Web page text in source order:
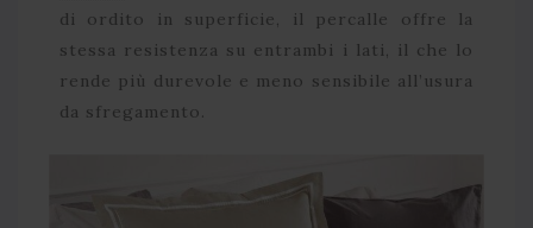
di ordito in superficie, il percalle offre la
stessa resistenza su entrambi i lati, il che lo
rende più durevole e meno sensibile all’usura
da sfregamento.